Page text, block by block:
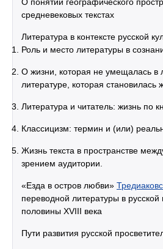
средневековых текстах
Литература в контексте русской
Роль и место литературы в
О жизни, которая не умещалась в
литературе, которая становилась
Литература и читатель: жизнь по
Классицизм: термин и (или)
Жизнь текста в пространстве
зрением аудитории.
«Езда в остров любви»
переводной литературы в русской
половины XVIII века
Пути развития русской